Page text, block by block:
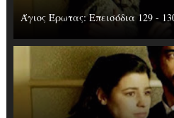
Άγιος Έρωτας: Επεισόδια 129 -